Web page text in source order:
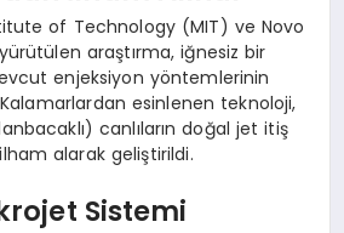
of Technology (MIT) ve Novo
araştırma, iğnesiz bir
enjeksiyon yöntemlerinin
esinlenen teknoloji,
canlıların doğal jet itiş
alarak geliştirildi.
Sistemi